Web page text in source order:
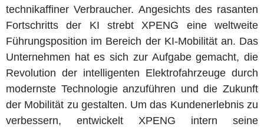
technikaffiner Verbraucher. Angesichts des rasanten
Fortschritts der KI strebt XPENG eine weltweite
Führungsposition im Bereich der KI-Mobilität an. Das
Unternehmen hat es sich zur Aufgabe gemacht, die
Revolution der intelligenten Elektrofahrzeuge durch
modernste Technologie anzuführen und die Zukunft
der Mobilität zu gestalten. Um das Kundenerlebnis zu
verbessern, entwickelt XPENG intern seine